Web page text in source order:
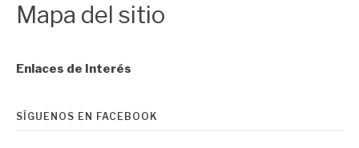
Mapa del sitio
Enlaces de Interés
SÍGUENOS EN FACEBOOK